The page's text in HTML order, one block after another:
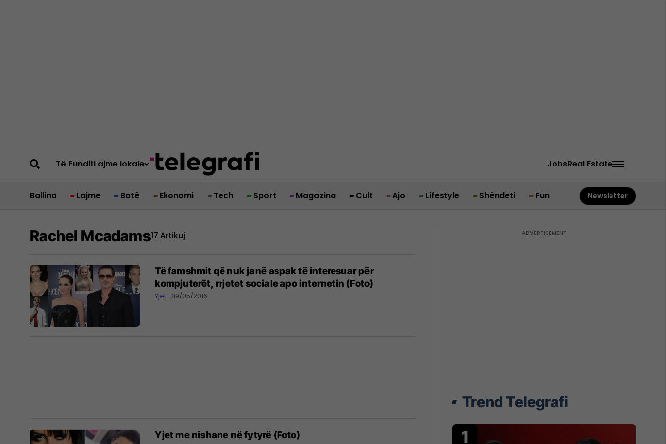
Të FunditLajme lokale JobsReal Estate
Ballina Lajme Botë Ekonomi Tech Sport Magazina Cult Ajo Lifestyle Shëndeti Fun Newsletter
Rachel Mcadams17 Artikuj
Të famshmit që nuk janë aspak të interesuar për
kompjuterët, rrjetet sociale apo internetin (Foto)
Yjet 09/05/2016
Yjet me nishane në fytyrë (Foto)
Trend Telegrafi